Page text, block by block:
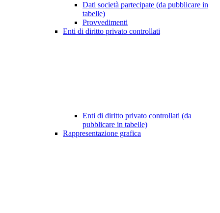
Dati società partecipate (da pubblicare in
tabelle)
Provvedimenti
Enti di diritto privato controllati
Enti di diritto privato controllati (da
pubblicare in tabelle)
Rappresentazione grafica